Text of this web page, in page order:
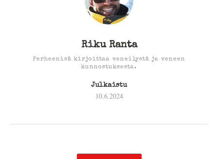
Riku Ranta
Perheenisä kirjoittaa veneilystä ja veneen
kunnostuksesta.
Julkaistu
10.6.2024